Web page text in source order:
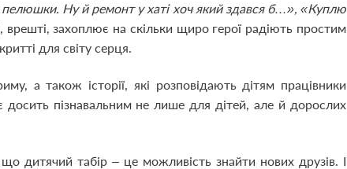
Ну й ремонт у хаті хоч який здався б…», «Куплю
врешті, захоплює на скільки щиро герої радіють простим
для світу серця.
а також історії, які розповідають дітям працівники
досить пізнавальним не лише для дітей, але й дорослих
що дитячий табір – це можливість знайти нових друзів. І